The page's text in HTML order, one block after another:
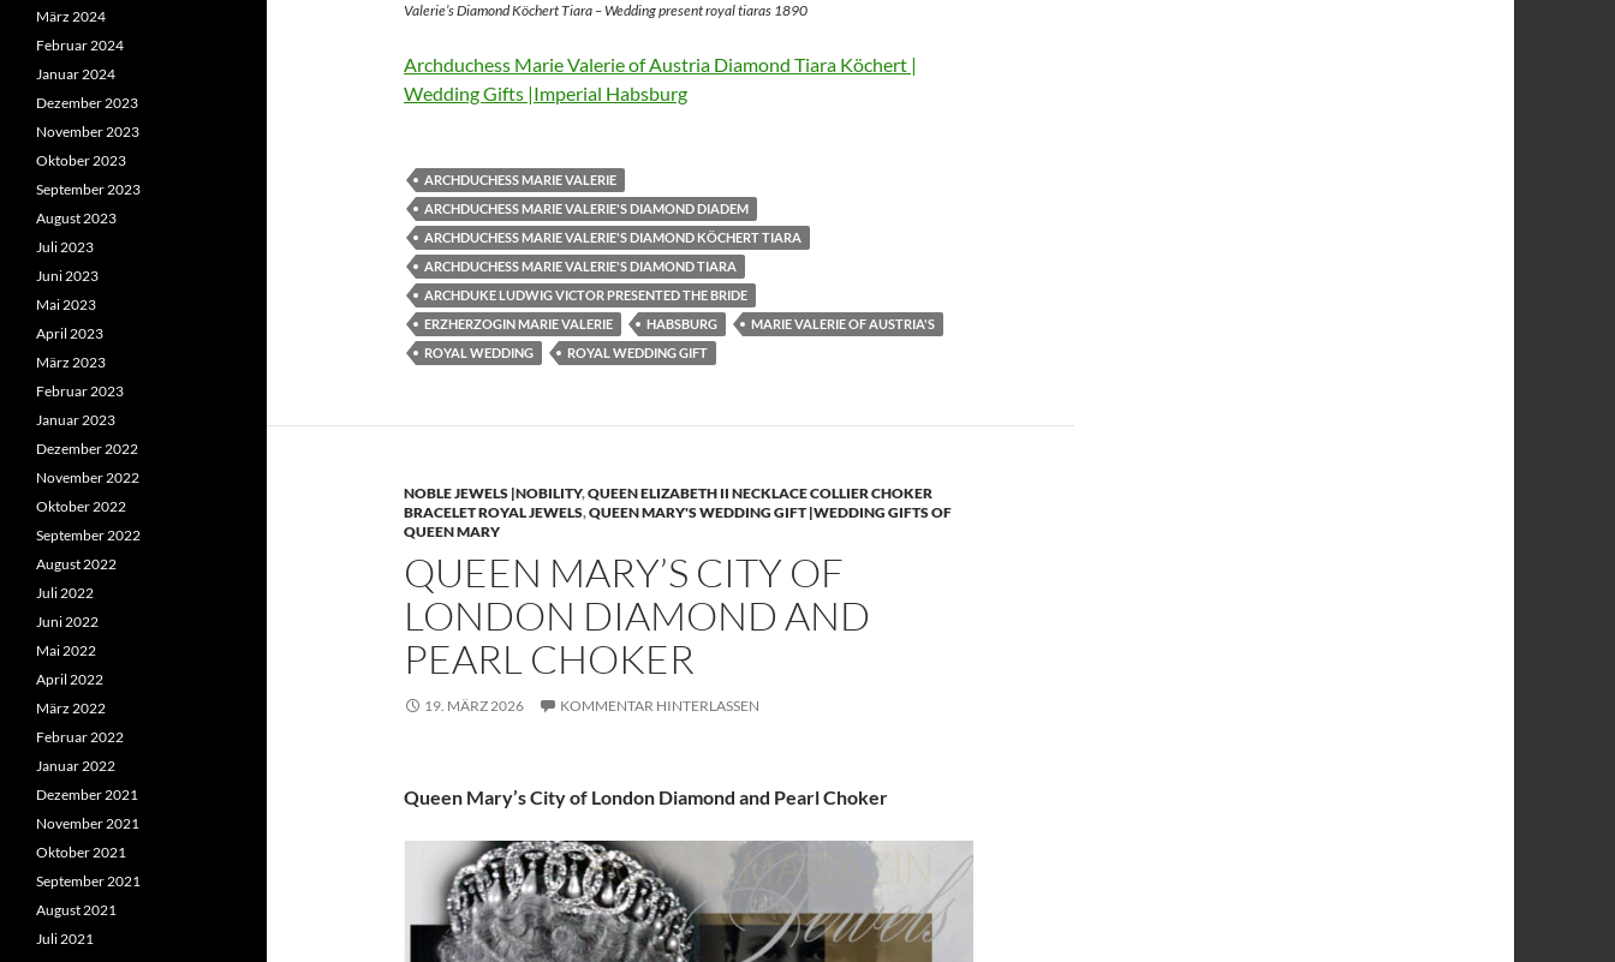
Valerie’s Diamond Köchert Tiara – Wedding present royal tiaras 1890
Archduchess Marie Valerie of Austria Diamond Tiara Köchert |
Wedding Gifts |Imperial Habsburg
ARCHDUCHESS MARIE VALERIE
ARCHDUCHESS MARIE VALERIE'S DIAMOND DIADEM
ARCHDUCHESS MARIE VALERIE'S DIAMOND KÖCHERT TIARA
ARCHDUCHESS MARIE VALERIE'S DIAMOND TIARA
ARCHDUKE LUDWIG VICTOR PRESENTED THE BRIDE
ERZHERZOGIN MARIE VALERIE
HABSBURG
MARIE VALERIE OF AUSTRIA'S
ROYAL WEDDING
ROYAL WEDDING GIFT
NOBLE JEWELS |NOBILITY,QUEEN ELIZABETH II NECKLACE COLLIER CHOKER
BRACELET ROYAL JEWELS,QUEEN MARY'S WEDDING GIFT |WEDDING GIFTS OF
QUEEN MARY
QUEEN MARY’S CITY OF
LONDON DIAMOND AND
PEARL CHOKER
19. MÄRZ 2026 KOMMENTAR HINTERLASSEN
Queen Mary’s City of London Diamond and Pearl Choker
März 2024
Februar 2024
Januar 2024
Dezember 2023
November 2023
Oktober 2023
September 2023
August 2023
Juli 2023
Juni 2023
Mai 2023
April 2023
März 2023
Februar 2023
Januar 2023
Dezember 2022
November 2022
Oktober 2022
September 2022
August 2022
Juli 2022
Juni 2022
Mai 2022
April 2022
März 2022
Februar 2022
Januar 2022
Dezember 2021
November 2021
Oktober 2021
September 2021
August 2021
Juli 2021